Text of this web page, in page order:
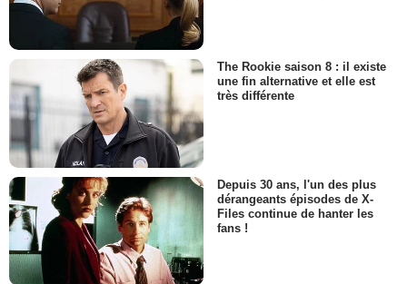
The Rookie saison 8 : il existe
une fin alternative et elle est
très différente
Depuis 30 ans, l'un des plus
dérangeants épisodes de X-
Files continue de hanter les
fans !